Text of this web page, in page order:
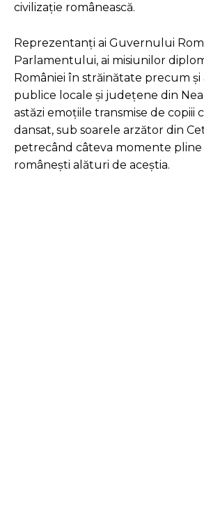
civilizație românească.
Reprezentanți ai Guvernului
Parlamentului, ai misiunilor
României în străinătate precum
publice locale și județene din
astăzi emoțiile transmise de copiii
dansat, sub soarele arzător din
petrecând câteva momente pline
românești alături de aceștia.